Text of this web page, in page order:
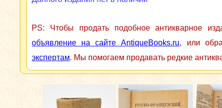
PS: Чтобы продать подобное антикварное
объявление на сайте AntiqueBooks.ru, или
экспертам. Мы помогаем продавать редкие